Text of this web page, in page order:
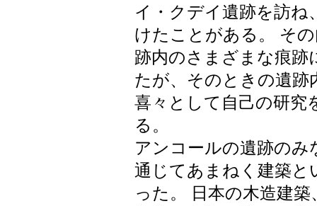
イ・クデイ遺跡を訪ね
けたことがある。 そ
跡内のさまざまな痕跡
たが、そのときの遺
喜々として自己の研究
る。
アンコールの遺跡の
通じてあまねく建築と
った。 日本の木造建